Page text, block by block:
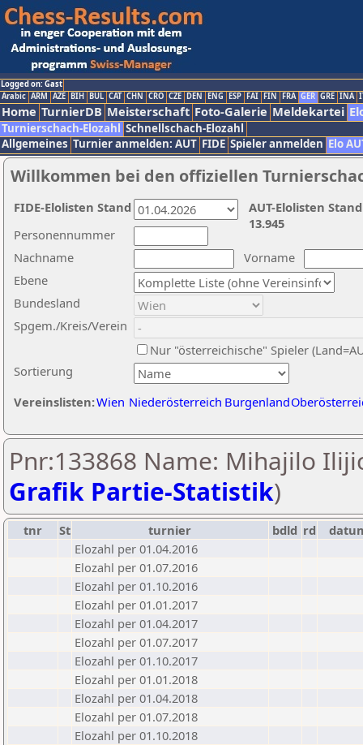
Logged on: Gast
Arabic ARM AZE BIH BUL CAT CHN CRO CZE DEN ENG ESP FAI FIN FRA GER GRE INA
Home TurnierDB Meisterschaft Foto-Galerie Meldekartei
Turnierschach-Elozahl Schnellschach-Elozahl
Allgemeines Turnier anmelden: AUT FIDE Spieler anmelden Elo
Willkommen bei den offiziellen
Nachname
Vorname
Ebene
Sortierung
Personennummer
Bundesland
Spgem./Kreis/Verein
Nur "österreichische" Spieler
Vereinslisten:Wien Niederösterreich Burgenland
AUT-Elolisten
13.945
FIDE-Elolisten Stand
Pnr:133868 Name: Mihajilo
Grafik Partie-Statistik)
tnr St turnier bdld rd
Elozahl per 01.04.2016
Elozahl per 01.07.2016
Elozahl per 01.10.2016
Elozahl per 01.01.2017
Elozahl per 01.04.2017
Elozahl per 01.07.2017
Elozahl per 01.10.2017
Elozahl per 01.01.2018
Elozahl per 01.04.2018
Elozahl per 01.07.2018
Elozahl per 01.10.2018